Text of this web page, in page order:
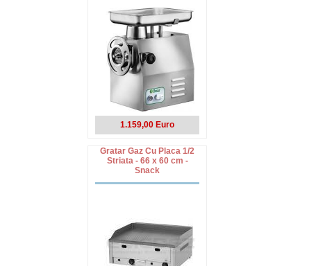
1.159,00 Euro
Gratar Gaz Cu Placa 1/2
Striata - 66 x 60 cm -
Snack